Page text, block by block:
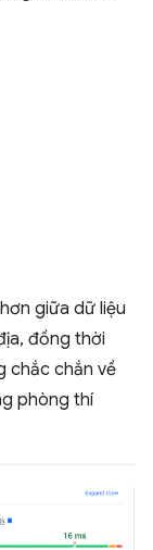
giữa dữ liệu
đồng thời
chắc chắn về
phòng thí